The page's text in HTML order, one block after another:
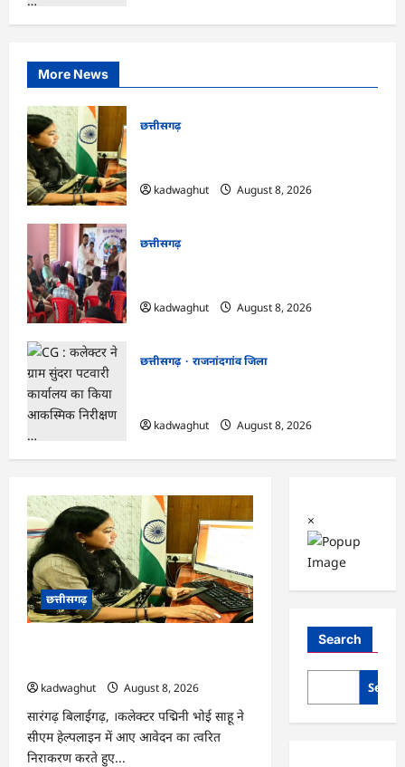
More News
छत्तीसगढ़
kadwaghut
August 8, 2026
छत्तीसगढ़
kadwaghut
August 8, 2026
छत्तीसगढ़
राजनांदगांव जिला
kadwaghut
August 8, 2026
छत्तीसगढ़
kadwaghut
August 8, 2026
सारंगढ़ बिलाईगढ़, ।कलेक्टर पद्मिनी भोई साहू ने
सीएम हेल्पलाइन में आए आवेदन का त्वरित
निराकरण करते हुए...
×
Search